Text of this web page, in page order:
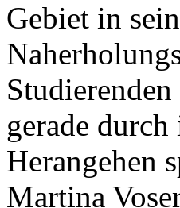
Gebiet in
gerade
Herangehen
Martina